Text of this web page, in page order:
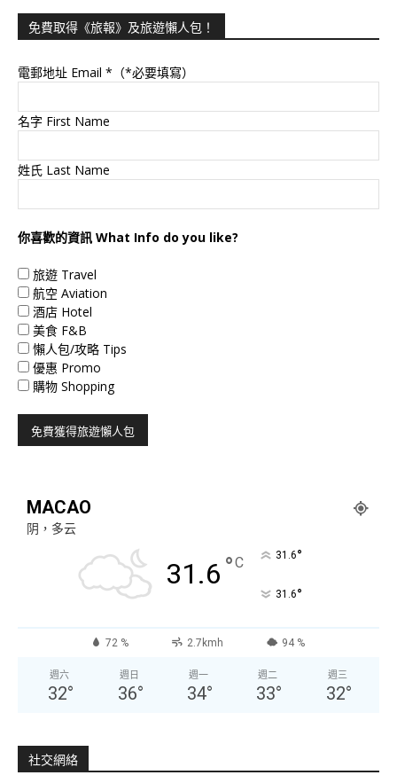
免費取得《旅報》及旅遊懶人包！
電郵地址 Email *（*必要填寫）
名字 First Name
姓氏 Last Name
你喜歡的資訊 What Info do you like?
旅遊 Travel
航空 Aviation
酒店 Hotel
美食 F&B
懶人包/攻略 Tips
優惠 Promo
購物 Shopping
MACAO
阴，多云
31.6 °C 31.6°
31.6°
72 % 2.7kmh 94 %
週六
32°
週日
36°
週一
34°
週二
33°
週三
32°
社交網絡